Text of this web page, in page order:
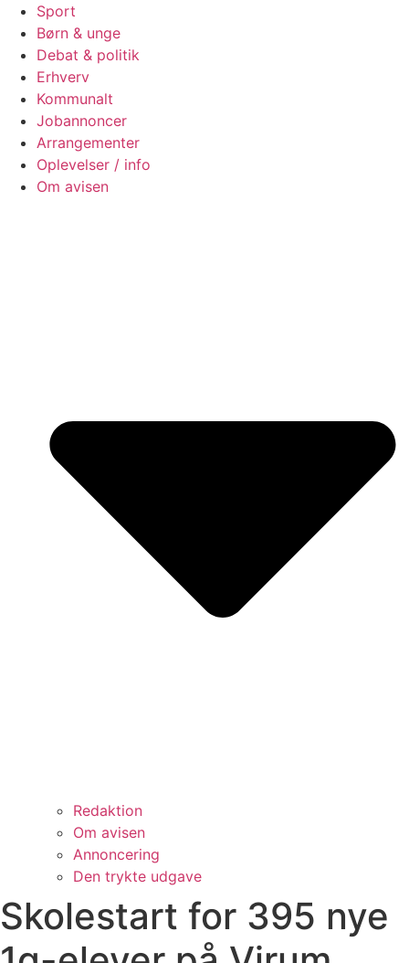
Sport
Børn & unge
Debat & politik
Erhverv
Kommunalt
Jobannoncer
Arrangementer
Oplevelser / info
Om avisen
Redaktion
Om avisen
Annoncering
Den trykte udgave
Skolestart for 395 nye